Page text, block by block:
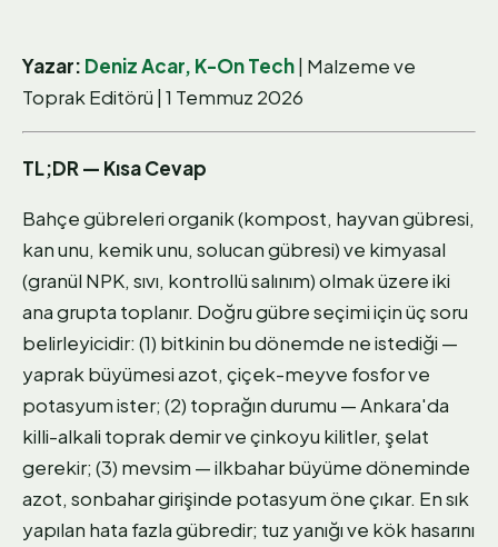
Yazar: Deniz Acar, K-On Tech| Malzeme ve
Toprak Editörü | 1 Temmuz 2026
TL;DR — Kısa Cevap
Bahçe gübreleri organik (kompost, hayvan gübresi,
kan unu, kemik unu, solucan gübresi) ve kimyasal
(granül NPK, sıvı, kontrollü salınım) olmak üzere iki
ana grupta toplanır. Doğru gübre seçimi için üç soru
belirleyicidir: (1) bitkinin bu dönemde ne istediği —
yaprak büyümesi azot, çiçek-meyve fosfor ve
potasyum ister; (2) toprağın durumu — Ankara'da
killi-alkali toprak demir ve çinkoyu kilitler, şelat
gerekir; (3) mevsim — ilkbahar büyüme döneminde
azot, sonbahar girişinde potasyum öne çıkar. En sık
yapılan hata fazla gübredir; tuz yanığı ve kök hasarını